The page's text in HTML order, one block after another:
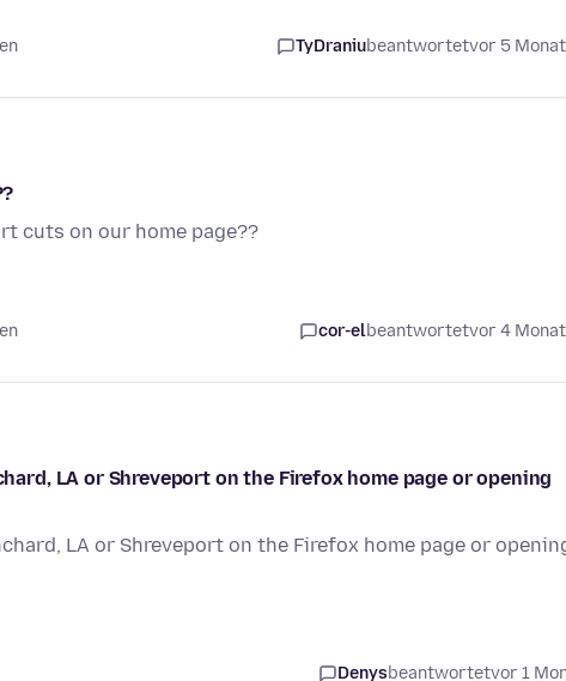
TyDraniubeantwortetvor 5
cuts on our home page??
cor-elbeantwortetvor 4
LA or Shreveport on the Firefox home page or opening
LA or Shreveport on the Firefox home page or
Denysbeantwortetvor 1